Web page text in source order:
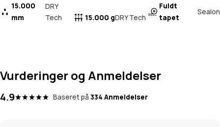
15.000
mm
DRY
Tech
15.000 gDRY Tech
Fuldt
tapet
Sealon
Vurderinger og Anmeldelser
4.9 Baseret på 334 Anmeldelser